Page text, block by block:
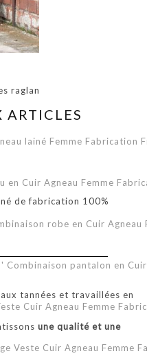
raglan
de fabrication 100%
tannées et travaillées en
une qualité et une
ARTICLES
lainé Femme Fabrication
en Cuir Agneau Femme
robe en Cuir
Combinaison pantalon en
Cuir Agneau Femme
Veste Cuir Agneau Femme